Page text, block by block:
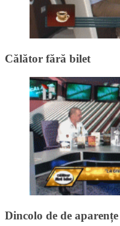
Călător fără bilet
Dincolo de de aparențe